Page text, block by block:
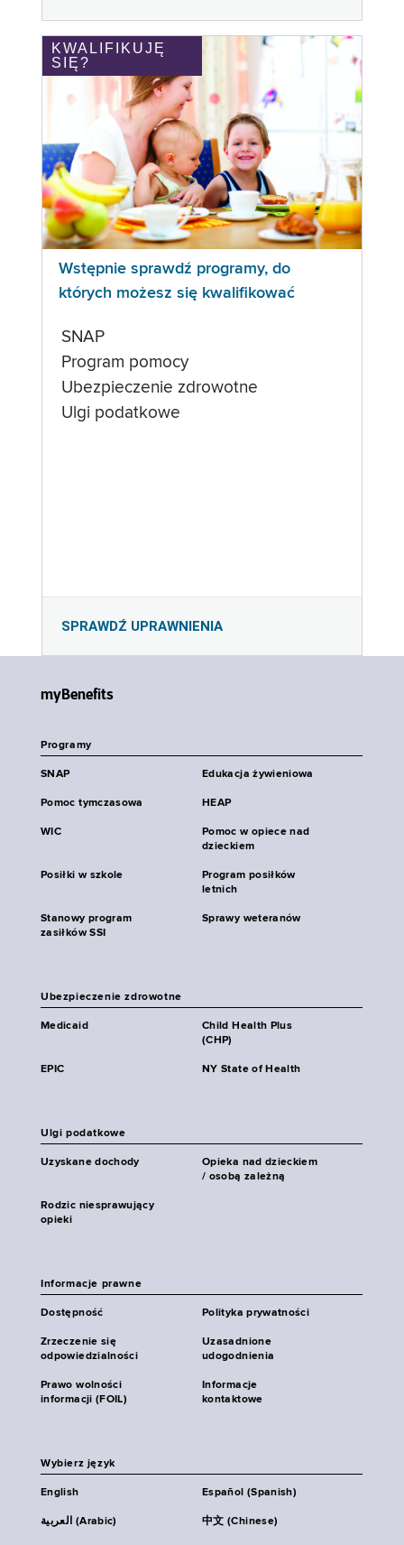
KWALIFIKUJĘ
SIĘ?
Wstępnie sprawdź programy, do
których możesz się kwalifikować
SNAP
Program pomocy
Ubezpieczenie zdrowotne
Ulgi podatkowe
SPRAWDŹ UPRAWNIENIA
myBenefits
Programy
SNAP Edukacja żywieniowa
Pomoc tymczasowa HEAP
WIC
Pomoc w opiece nad
dzieckiem
Posiłki w szkole
Program posiłków
letnich
Stanowy program
zasiłków SSI
Sprawy weteranów
Ubezpieczenie zdrowotne
Medicaid
Child Health Plus
(CHP)
EPIC NY State of Health
Ulgi podatkowe
Uzyskane dochody
Opieka nad dzieckiem
/ osobą zależną
Rodzic niesprawujący
opieki
Informacje prawne
Dostępność Polityka prywatności
Zrzeczenie się
odpowiedzialności
Uzasadnione
udogodnienia
Prawo wolności
informacji (FOIL)
Informacje
kontaktowe
Wybierz język
English Español (Spanish)
العربية (Arabic) 中文 (Chinese)